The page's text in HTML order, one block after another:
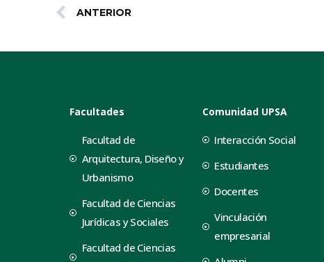
ANTERIOR
Facultades
Facultad de
Arquitectura, Diseño y
Urbanismo
Facultad de Ciencias
Jurídicas y Sociales
Facultad de Ciencias
Comunidad UPSA
Interacción Social
Estudiantes
Docentes
Vinculación
empresarial